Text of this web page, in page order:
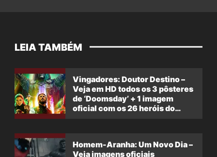
LEIA TAMBÉM
Vingadores: Doutor Destino –
Veja em HD todos os 3 pôsteres
de ‘Doomsday’ + 1 imagem
oficial com os 26 heróis do
Homem-Aranha: Um Novo Dia –
Veja imagens oficiais